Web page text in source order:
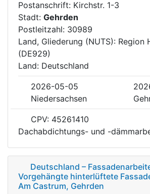
Postanschrift: Kirchstr. 1-3
Stadt: Gehrden
Postleitzahl: 30989
Land, Gliederung (NUTS): Region
(DE929)
Land: Deutschland
2026-05-05
Niedersachsen
CPV: 45261410
Dachabdichtungs- und -
Deutschland –
Vorgehängte hinterlüftete
Am Castrum, Gehrden